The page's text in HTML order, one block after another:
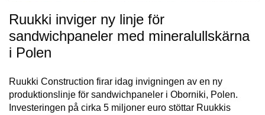
Ruukki inviger ny linje för
sandwichpaneler med mineralullskärna
i Polen
Ruukki Construction firar idag invigningen av en ny
produktionslinje för sandwichpaneler i Oborniki, Polen.
Investeringen på cirka 5 miljoner euro stöttar Ruukkis